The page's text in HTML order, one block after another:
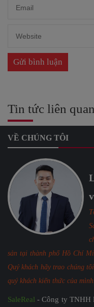
Tin tức liên
VỀ CHÚNG TÔI
sản tại thành phố Hồ Chí
Quý khách hãy trao chúng
quý khách kiến thức của mình.
SaleReal - Công ty TNHH